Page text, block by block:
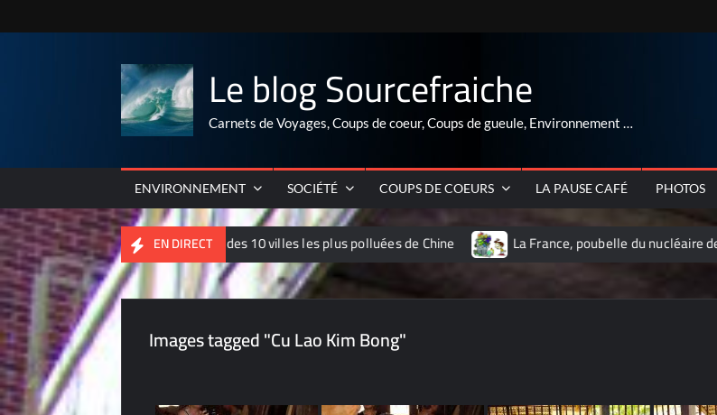
to
Le blog Sourcefraiche
Carnets de Voyages, Coups de coeur, Coups de gueule, Environnement …
ENVIRONNEMENT SOCIÉTÉ COUPS DE COEURS LA PAUSE CAFÉ PHOTOS
EN DIRECT
Palmarés 2012 des 10 villes les plus polluées de Chine La France, poubelle du nucléaire de la planète ??
Images tagged "Cu Lao Kim Bong"